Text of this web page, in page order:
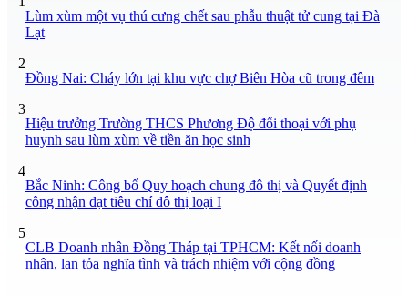
Lùm xùm một vụ thú cưng chết sau phẫu thuật tử cung tại Đà
Lạt
2
Đồng Nai: Cháy lớn tại khu vực chợ Biên Hòa cũ trong đêm
3
Hiệu trưởng Trường THCS Phương Độ đối thoại với phụ
huynh sau lùm xùm về tiền ăn học sinh
4
Bắc Ninh: Công bố Quy hoạch chung đô thị và Quyết định
công nhận đạt tiêu chí đô thị loại I
5
CLB Doanh nhân Đồng Tháp tại TPHCM: Kết nối doanh
nhân, lan tỏa nghĩa tình và trách nhiệm với cộng đồng